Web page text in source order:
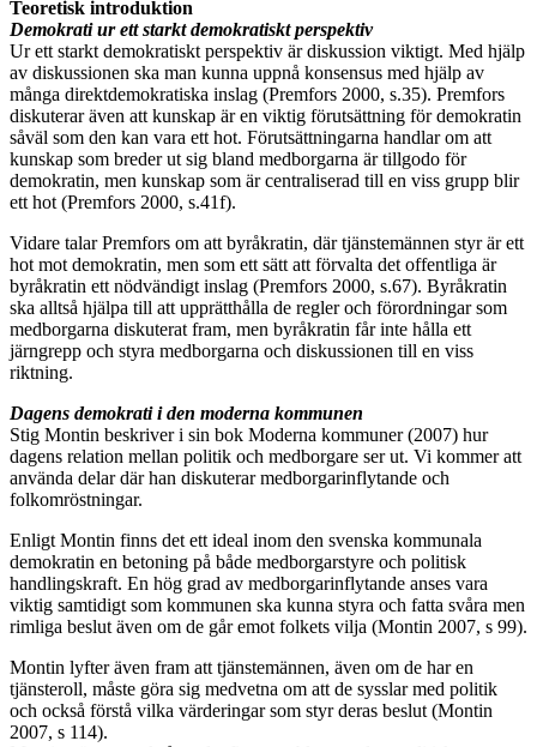
Teoretisk introduktion
Demokrati ur ett starkt demokratiskt perspektiv
Ur ett starkt demokratiskt perspektiv är diskussion viktigt. Med hjälp
av diskussionen ska man kunna uppnå konsensus med hjälp av
många direktdemokratiska inslag (Premfors 2000, s.35). Premfors
diskuterar även att kunskap är en viktig förutsättning för demokratin
såväl som den kan vara ett hot. Förutsättningarna handlar om att
kunskap som breder ut sig bland medborgarna är tillgodo för
demokratin, men kunskap som är centraliserad till en viss grupp blir
ett hot (Premfors 2000, s.41f).
Vidare talar Premfors om att byråkratin, där tjänstemännen styr är ett
hot mot demokratin, men som ett sätt att förvalta det offentliga är
byråkratin ett nödvändigt inslag (Premfors 2000, s.67). Byråkratin
ska alltså hjälpa till att upprätthålla de regler och förordningar som
medborgarna diskuterat fram, men byråkratin får inte hålla ett
järngrepp och styra medborgarna och diskussionen till en viss
riktning.
Dagens demokrati i den moderna kommunen
Stig Montin beskriver i sin bok Moderna kommuner (2007) hur
dagens relation mellan politik och medborgare ser ut. Vi kommer att
använda delar där han diskuterar medborgarinflytande och
folkomröstningar.
Enligt Montin finns det ett ideal inom den svenska kommunala
demokratin en betoning på både medborgarstyre och politisk
handlingskraft. En hög grad av medborgarinflytande anses vara
viktig samtidigt som kommunen ska kunna styra och fatta svåra men
rimliga beslut även om de går emot folkets vilja (Montin 2007, s 99).
Montin lyfter även fram att tjänstemännen, även om de har en
tjänsteroll, måste göra sig medvetna om att de sysslar med politik
och också förstå vilka värderingar som styr deras beslut (Montin
2007, s 114).